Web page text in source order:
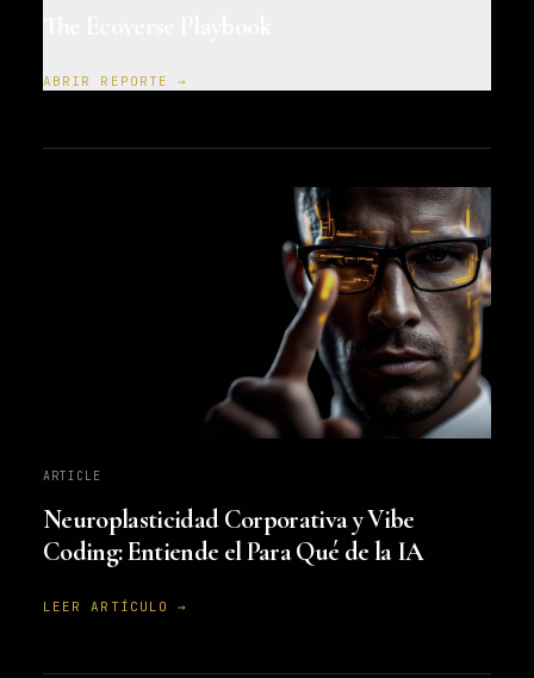
ABRIR REPORTE →
ARTICLE
Neuroplasticidad Corporativa y Vibe
Coding: Entiende el Para Qué de la IA
LEER ARTÍCULO →